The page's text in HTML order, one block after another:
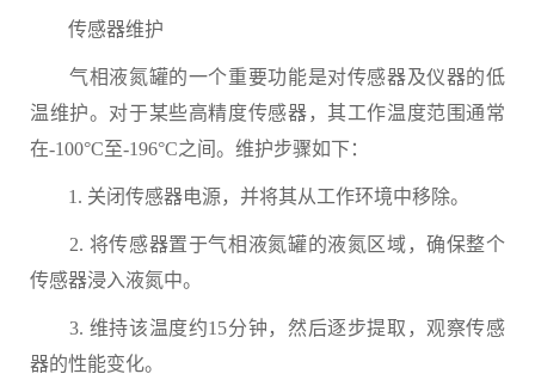
传感器维护
气相液氮罐的一个重要功能是对传感器及仪器的低
温维护。对于某些高精度传感器，其工作温度范围通常
在-100°C至-196°C之间。维护步骤如下：
1. 关闭传感器电源，并将其从工作环境中移除。
2. 将传感器置于气相液氮罐的液氮区域，确保整个
传感器浸入液氮中。
3. 维持该温度约15分钟，然后逐步提取，观察传感
器的性能变化。